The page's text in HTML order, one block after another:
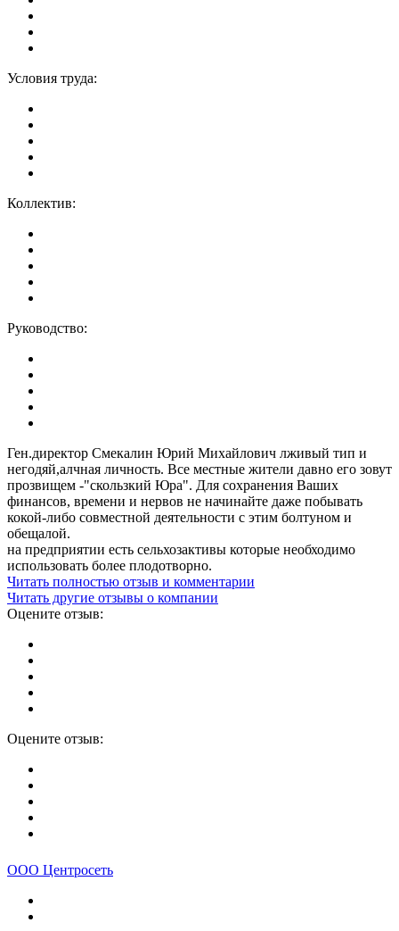
Условия труда:
Коллектив:
Руководство:
Ген.директор Смекалин Юрий Михайлович лживый тип и
негодяй,алчная личность. Все местные жители давно его зовут
прозвищем -"скользкий Юра". Для сохранения Ваших
финансов, времени и нервов не начинайте даже побывать
кокой-либо совместной деятельности с этим болтуном и
обещалой.
на предприятии есть сельхозактивы которые необходимо
использовать более плодотворно.
Читать полностью отзыв и комментарии
Читать другие отзывы о компании
Оцените отзыв:
Оцените отзыв:
ООО Центросеть